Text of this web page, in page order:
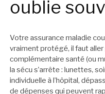
oublie
Votre assurance maladie
vraiment protégé, il faut aller
complémentaire santé (ou
la sécu s’arrête : lunettes,
individuelle à l’hôpital,
de dépenses qui peuvent